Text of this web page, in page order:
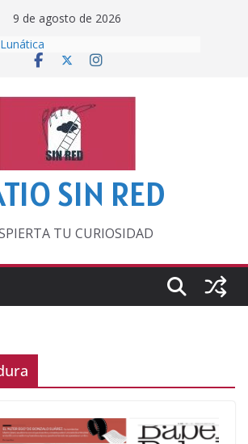
9 de agosto de 2026
Lunática
Pero, hasta entonces…
‘La broma infinita’ de recomendar
lecturas veraniegas
Otra del Mundial
SIN RED
TU CURIOSIDAD